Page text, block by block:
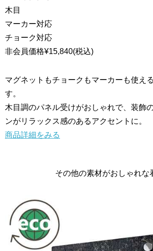
木目
マーカー対応
チョーク対応
非会員価格¥15,840(税込)
マグネットもチョークもマーカーも使え
す。
木目調のパネル受けがおしゃれで、装飾
ンがリラックス感のあるアクセントに。
商品詳細をみる
その他の素材がおしゃれな